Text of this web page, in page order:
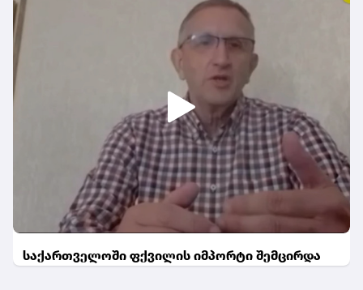
საქართველოში ფქვილის იმპორტი შემცირდა